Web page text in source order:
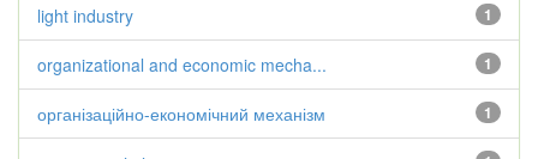
1
light industry
1
organizational and economic mecha...
1
організаційно-економічний механізм